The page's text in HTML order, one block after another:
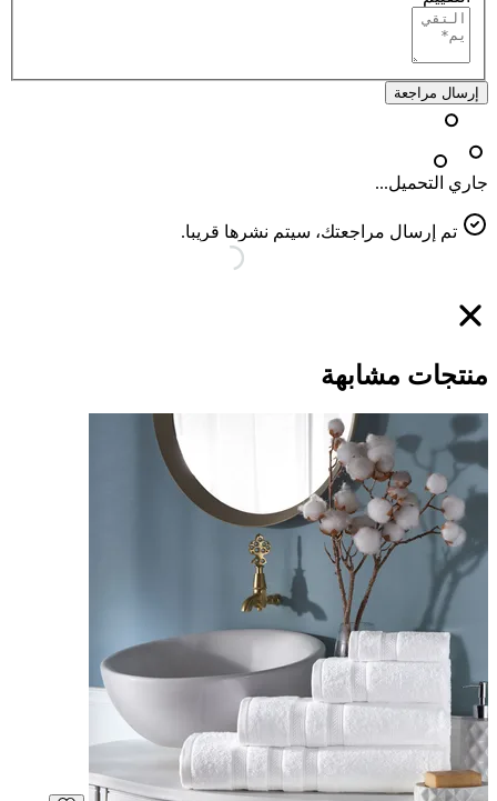
إرسال مراجعة
جاري التحميل...
تم إرسال مراجعتك، سيتم نشرها قريبا.
منتجات مشابهة